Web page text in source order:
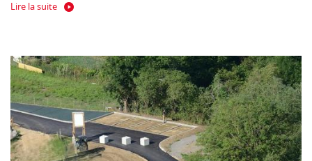
Lire la suite